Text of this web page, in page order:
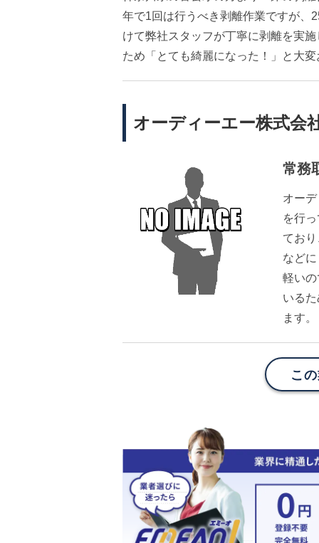
年で1回は行うべき剥離作業ですが、
けて弊社スタッフが丁寧に剥離を実
ため「とても綺麗になった！」と大
オーディーエー株式会
常務
オー
を行
てお
など
軽い
いる
ます。
こ